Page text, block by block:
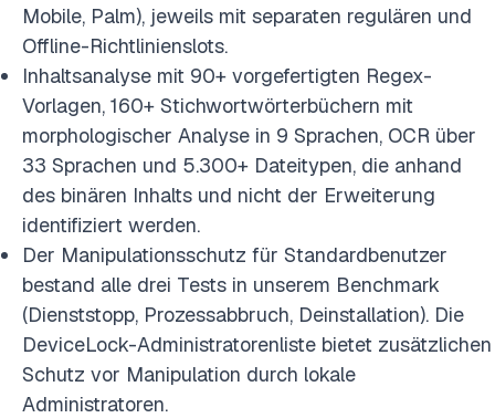
Mobile, Palm), jeweils mit separaten regulären und
Offline-Richtlinienslots.
Inhaltsanalyse mit 90+ vorgefertigten Regex-
Vorlagen, 160+ Stichwortwörterbüchern mit
morphologischer Analyse in 9 Sprachen, OCR über
33 Sprachen und 5.300+ Dateitypen, die anhand
des binären Inhalts und nicht der Erweiterung
identifiziert werden.
Der Manipulationsschutz für Standardbenutzer
bestand alle drei Tests in unserem Benchmark
(Dienststopp, Prozessabbruch, Deinstallation). Die
DeviceLock-Administratorenliste bietet zusätzlichen
Schutz vor Manipulation durch lokale
Administratoren.